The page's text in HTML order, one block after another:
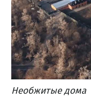
Необжитые дома